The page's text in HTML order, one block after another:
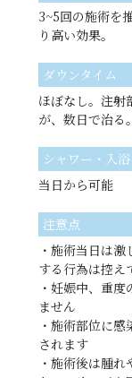
3~5回の施術を
り高い効果。
ダウンタイム
ほぼなし。注射
が、数日で治る。
シャワー・入浴
当日から可能
注意点
・施術当日は
する行為は控え
・妊娠中、重
ません
・施術部位に
されます
・施術後は腫